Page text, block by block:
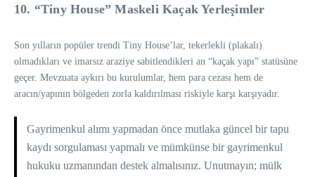
10. “Tiny House” Maskeli Kaçak Yerleşimler
Son yılların popüler trendi Tiny House’lar, tekerlekli (plakalı)
olmadıkları ve imarsız araziye sabitlendikleri an “kaçak yapı” statüsüne
geçer. Mevzuata aykırı bu kurulumlar, hem para cezası hem de
aracın/yapının bölgeden zorla kaldırılması riskiyle karşı karşıyadır.
Gayrimenkul alımı yapmadan önce mutlaka güncel bir tapu
kaydı sorgulaması yapmalı ve mümkünse bir gayrimenkul
hukuku uzmanından destek almalısınız. Unutmayın; mülk